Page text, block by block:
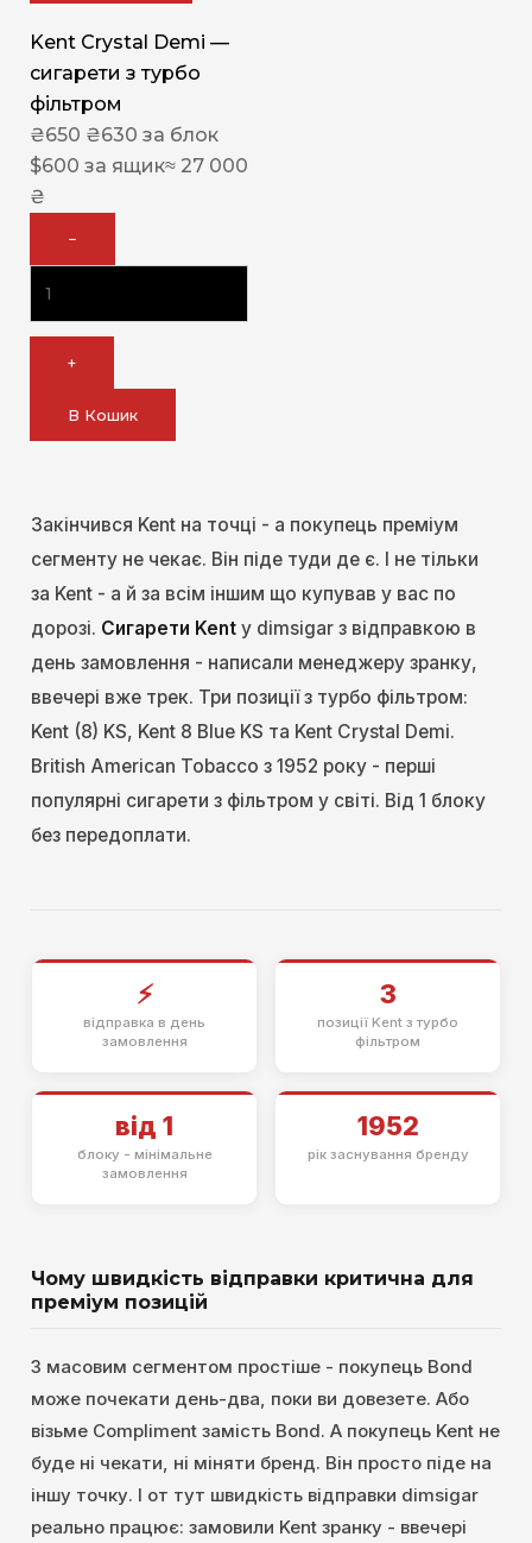
Kent Crystal Demi —
сигарети з турбо
фільтром
₴650 ₴630 за блок
$600 за ящик≈ 27 000
₴
−
+
В Кошик
Закінчився Kent на точці - а покупець преміум
сегменту не чекає. Він піде туди де є. І не тільки
за Kent - а й за всім іншим що купував у вас по
дорозі. Сигарети Kent у dimsigar з відправкою в
день замовлення - написали менеджеру зранку,
ввечері вже трек. Три позиції з турбо фільтром:
Kent (8) KS, Kent 8 Blue KS та Kent Crystal Demi.
British American Tobacco з 1952 року - перші
популярні сигарети з фільтром у світі. Від 1 блоку
без передоплати.
⚡
відправка в день
замовлення
3
позиції Kent з турбо
фільтром
від 1
блоку - мінімальне
замовлення
1952
рік заснування бренду
Чому швидкість відправки критична для
преміум позицій
З масовим сегментом простіше - покупець Bond
може почекати день-два, поки ви довезете. Або
візьме Compliment замість Bond. А покупець Kent не
буде ні чекати, ні міняти бренд. Він просто піде на
іншу точку. І от тут швидкість відправки dimsigar
реально працює: замовили Kent зранку - ввечері